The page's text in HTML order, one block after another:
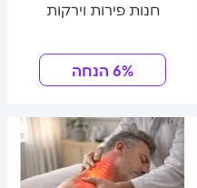
חנות פירות וירקות
6% הנחה